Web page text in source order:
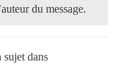
du message.
sujet dans